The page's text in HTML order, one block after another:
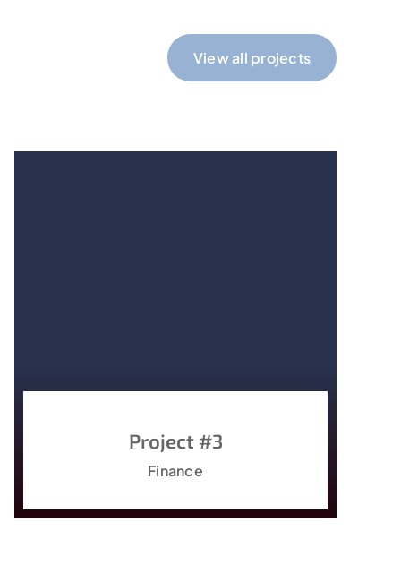
View all projects
Project #3
Finance